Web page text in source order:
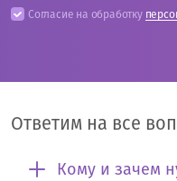
Согласие на обработку
Ответим на все
Кому и зачем